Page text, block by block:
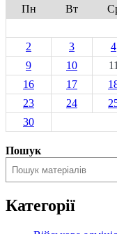
Пн
Вт
2
3 4
9
10 11
16
17
23
24
30
Пошук
Категорії